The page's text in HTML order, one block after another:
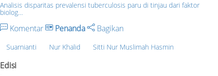
Analisis disparitas prevalensi tuberculosis paru di tinjau dari faktor
biolog…
Komentar Penanda Bagikan
Suarnianti Nur Khalid Sitti Nur Muslimah Hasmin
Edisi